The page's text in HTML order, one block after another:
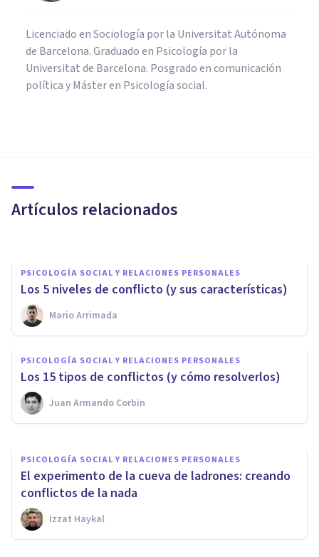
Licenciado en Sociología por la Universitat Autónoma
de Barcelona. Graduado en Psicología por la
Universitat de Barcelona. Posgrado en comunicación
política y Máster en Psicología social.
Artículos relacionados
expresarse de manera clara
PSICOLOGÍA SOCIAL Y RELACIONES PERSONALES
Los 5 niveles de conflicto (y sus características)
Mario Arrimada
PSICOLOGÍA SOCIAL Y RELACIONES PERSONALES
​Los 15 tipos de conflictos (y cómo resolverlos)
Juan Armando Corbin
PSICOLOGÍA SOCIAL Y RELACIONES PERSONALES
¿Es el conflicto un fenómeno
realmente negativo?
Elisabet Rodríguez Camón
PSICOLOGÍA SOCIAL Y RELACIONES PERSONALES
El experimento de la cueva de ladrones: creando
conflictos de la nada
Izzat Haykal